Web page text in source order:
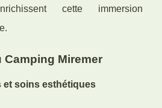
cette immersion
Camping Miremer
et soins esthétiques